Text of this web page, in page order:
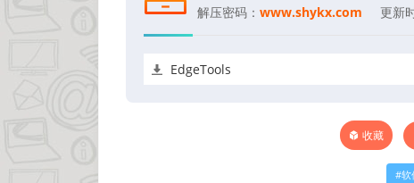
解压密码： www.shykx.com 更新
EdgeTools
收藏
软